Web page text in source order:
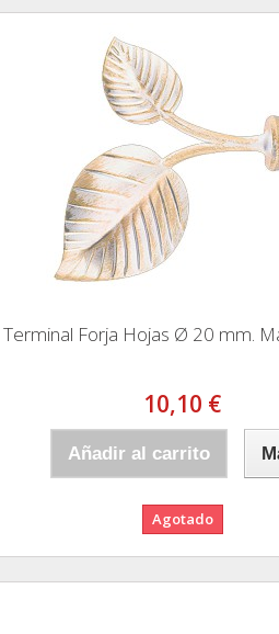
Terminal Forja Hojas Ø 20 mm.
10,10 €
Añadir al carrito
Agotado